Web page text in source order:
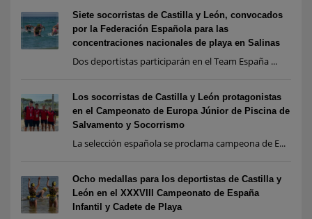
Siete socorristas de Castilla y León, convocados
por la Federación Española para las
concentraciones nacionales de playa en Salinas
Dos deportistas participarán en el Team España ...
Los socorristas de Castilla y León protagonistas
en el Campeonato de Europa Júnior de Piscina de
Salvamento y Socorrismo
La selección española se proclama campeona de E...
Ocho medallas para los deportistas de Castilla y
León en el XXXVIII Campeonato de España
Infantil y Cadete de Playa